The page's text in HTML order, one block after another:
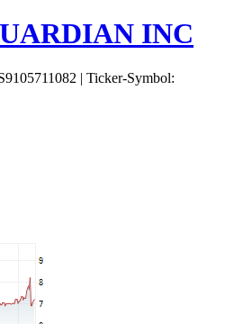
INC
| Ticker-Symbol: